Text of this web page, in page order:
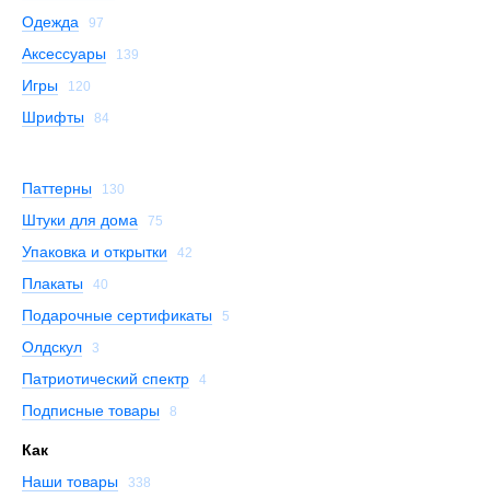
Одежда 97
Аксессуары 139
Игры 120
Шрифты 84
Паттерны 130
Штуки для дома 75
Упаковка и открытки 42
Плакаты 40
Подарочные сертификаты 5
Олдскул 3
Патриотический спектр 4
Подписные товары 8
Как
Наши товары
338